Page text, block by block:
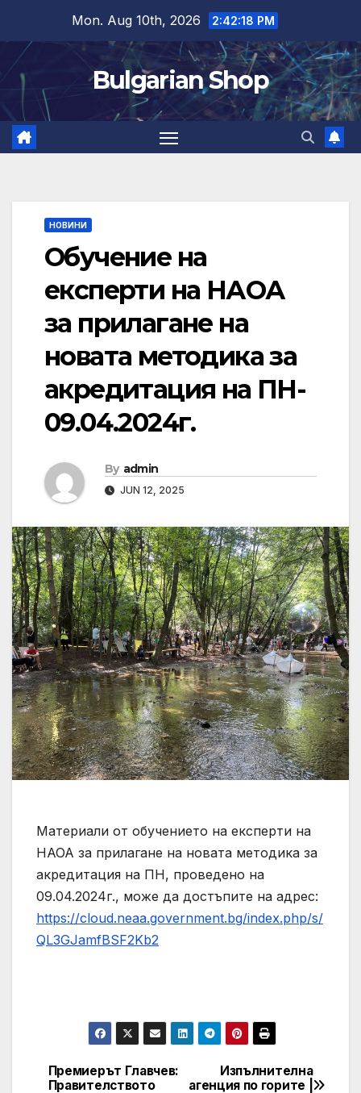
content
Mon. Aug 10th, 2026 2:42:18 PM
Bulgarian Shop
НОВИНИ
Обучение на
експерти на НАОА
за прилагане на
новата методика за
акредитация на ПН-
09.04.2024г.
By admin
JUN 12, 2025
Материали от обучението на експерти на
НАОА за прилагане на новата методика за
акредитация на ПН, проведено на
09.04.2024г., може да достъпите на адрес:
https://cloud.neaa.government.bg/index.php/s/
QL3GJamfBSF2Kb2
Post
Изпълнителна
агенция по горите |
Премиерът Главчев:
Правителството